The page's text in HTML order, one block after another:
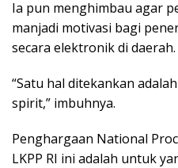
Ia pun menghimbau agar
manjadi motivasi bagi
secara elektronik di daerah.
“Satu hal ditekankan
spirit,” imbuhnya.
Penghargaan National
LKPP RI ini adalah untuk